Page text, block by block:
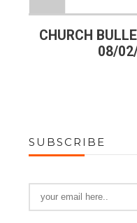
CHURCH
08/
SUBSCRIBE